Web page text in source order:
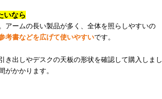
いなら
アームの長い製品が多く、全体を照らしやすいの
考書などを広げて使いやすいです。
出しやデスクの天板の形状を確認して購入しまし
がかかります。